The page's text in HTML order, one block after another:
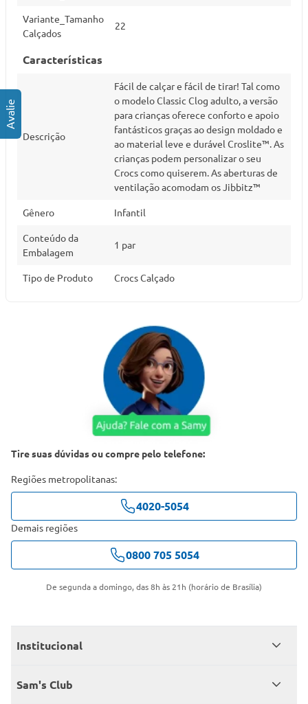
Variante_Tamanho
Calçados
22
Características
Descrição
Fácil de calçar e fácil de tirar! Tal como
o modelo Classic Clog adulto, a versão
para crianças oferece conforto e apoio
fantásticos graças ao design moldado e
ao material leve e durável Croslite™. As
crianças podem personalizar o seu
Crocs como quiserem. As aberturas de
ventilação acomodam os Jibbitz™
Gênero Infantil
Conteúdo da
Embalagem
1 par
Tipo de Produto Crocs Calçado
Tire suas dúvidas ou compre pelo telefone:
Regiões metropolitanas:
4020-5054
Demais regiões
0800 705 5054
De segunda a domingo, das 8h às 21h (horário de Brasília)
Institucional
Quem somos
Sam's Club